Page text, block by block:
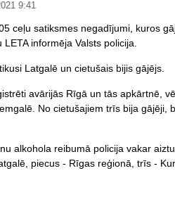
9:41
ceļu satiksmes negadījumi, kuros
informēja Valsts policija.
Latgalē un cietušais bijis gājējs.
avārijās Rīgā un tās apkārtnē,
No cietušajiem trīs bija gājēji,
alkohola reibumā policija vakar
piecus - Rīgas reģionā, trīs -